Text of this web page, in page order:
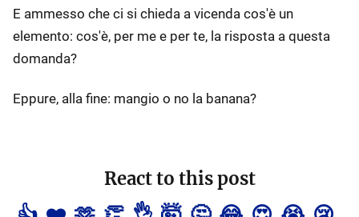
E ammesso che ci si chieda a vicenda cos'è un
elemento: cos'è, per me e per te, la risposta a questa
domanda?
Eppure, alla fine: mangio o no la banana?
React to this post